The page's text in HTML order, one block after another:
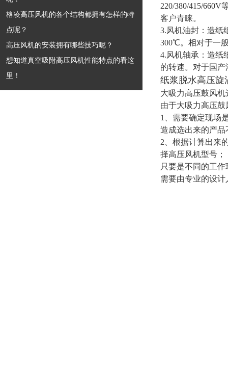
格凌高压风机的各个结构都拥有怎样的特
点呢？
高压风机的安装拥有哪些技巧呢？
想知道真空吸附高压风机性能特点的看这
里！
220/380/415/
客户青睐。
3.风机油封： 造纸
300℃。相对于一
4.风机轴承： 造纸
的转速。对于国
纸浆脱水高压旋
大吸力高压鼓风机
由于大吸力高压鼓
1、需要确定现场
造成选出来的产品
2、根据计算出来
择高压风机型号；
只要是不同的工
需要由专业的设